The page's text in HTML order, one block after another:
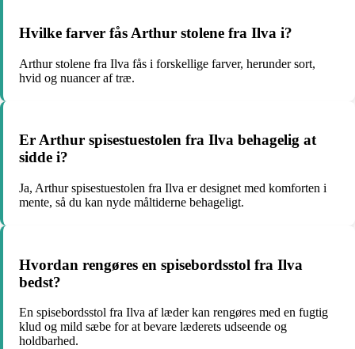
Hvilke farver fås Arthur stolene fra Ilva i?
Arthur stolene fra Ilva fås i forskellige farver, herunder sort,
hvid og nuancer af træ.
Er Arthur spisestuestolen fra Ilva behagelig at
sidde i?
Ja, Arthur spisestuestolen fra Ilva er designet med komforten i
mente, så du kan nyde måltiderne behageligt.
Hvordan rengøres en spisebordsstol fra Ilva
bedst?
En spisebordsstol fra Ilva af læder kan rengøres med en fugtig
klud og mild sæbe for at bevare læderets udseende og
holdbarhed.